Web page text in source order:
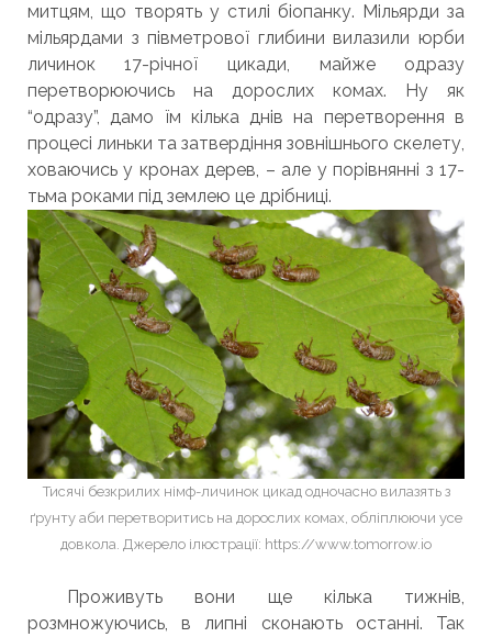
митцям, що творять у стилі біопанку. Мільярди за
мільярдами з півметрової глибини вилазили юрби
личинок 17-річної цикади, майже одразу
перетворюючись на дорослих комах. Ну як
“одразу”, дамо їм кілька днів на перетворення в
процесі линьки та затвердіння зовнішнього скелету,
ховаючись у кронах дерев, – але у порівнянні з 17-
тьма роками під землею це дрібниці.
Тисячі безкрилих німф-личинок цикад одночасно вилазять з
ґрунту аби перетворитись на дорослих комах, обліплюючи усе
довкола. Джерело ілюстрації: https://www.tomorrow.io
Проживуть вони ще кілька тижнів,
розмножуючись, в липні сконають останні. Так